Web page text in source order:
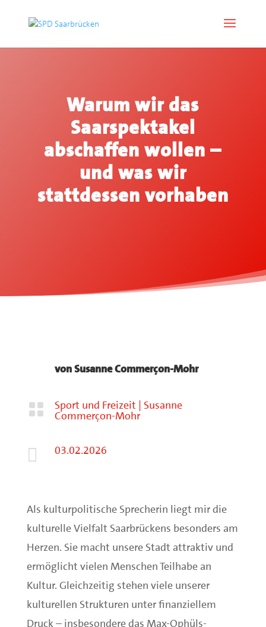
Warum wir das
Saarspektakel
abschaffen wollen –
und was wir
stattdessen vorhaben
vonSusanne Commerçon-Mohr
 Sport und Freizeit | Susanne
Commerçon-Mohr
 03.02.2026
Als kulturpolitische Sprecherin liegt mir die
kulturelle Vielfalt Saarbrückens besonders am
Herzen. Sie macht unsere Stadt attraktiv und
ermöglicht vielen Menschen Teilhabe an
Kultur. Gleichzeitig stehen viele unserer
kulturellen Strukturen unter finanziellem
Druck – insbesondere das Max-Ophüls-